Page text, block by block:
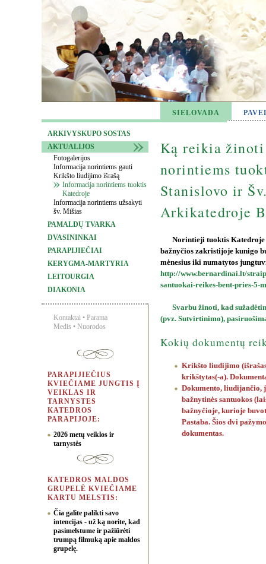
SIELOVADA
ARKIVYSKUPO SOSTAS
AKTUALIJOS
Fotogalerijos
Informacija norintiems gauti
Krikšto liudijimo išrašą
Informacija norintiems tuoktis
Katedroje
Informacija norintiems užsakyti
šv. Mišias
PAMALDŲ TVARKA
DVASININKAI
PARAPIJIEČIAI
KERYGMA-MARTYRIA
LEITOURGIA
DIAKONIA
Kontaktai • Parama
Medis • Nuorodos
PARAPIJIEČIUS
KVIEČIAME JUNGTIS Į
VEIKLAS IR
TARNYSTES
KATEDROS
PARAPIJOJE:
2026 metų veiklos ir
tarnystės
KATEDROS MALDOS
GRUPELĖ KVIEČIAME
KARTU MELSTIS:
Čia galite palikti savo
intencijas - už ką norite, kad
pasimelstume ir pažiūrėti
trumpą filmuką apie maldos
grupelę.
Ką reikia žinoti
norintiems
Stanislovo ir
Arkikatedroje
Norintieji tuoktis
bažnyčios zakristijoje kunigo
mėnesius iki numatytos
http://www.bernardinai.lt/
santuokai-reikes-bent-pries-5-
Svarbu žinoti, kad
(pvz. Sutvirtinimo),
Kokių dokumentų
Krikšto liudijimo
krikštytas(-a).
Dokumento, liudijančio,
bažnytinės santuokos
bažnyčioje, kurioje
Pastaba. Šios dvi
dokumentas.